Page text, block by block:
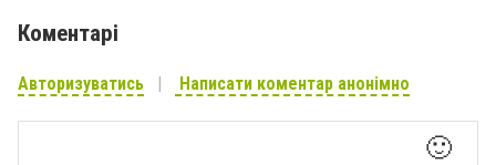
Коментарі
Авторизуватись Написати коментар анонімно
🙂